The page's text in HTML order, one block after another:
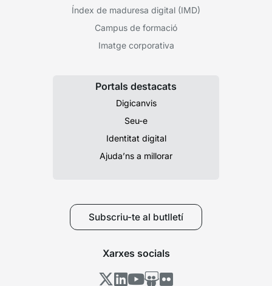
Índex de maduresa digital (IMD)
Campus de formació
Imatge corporativa
Portals destacats
Digicanvis
Seu-e
Identitat digital
Ajuda’ns a millorar
Subscriu-te al butlletí
Xarxes socials